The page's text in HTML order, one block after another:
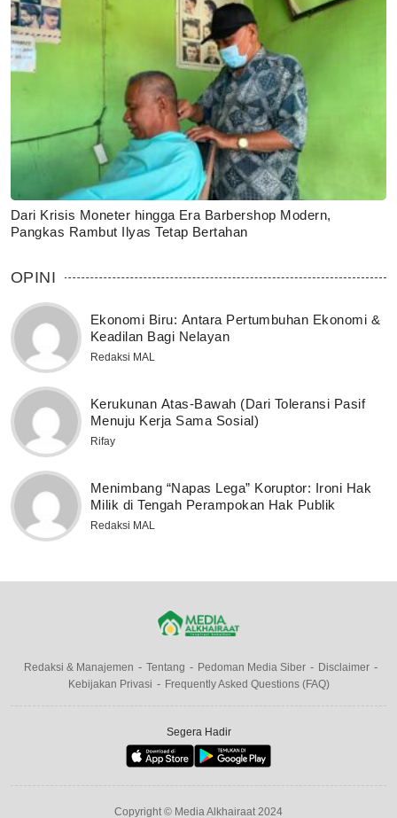
Dari Krisis Moneter hingga Era Barbershop Modern,
Pangkas Rambut Ilyas Tetap Bertahan
OPINI
Ekonomi Biru: Antara Pertumbuhan Ekonomi &
Keadilan Bagi Nelayan
Redaksi MAL
Kerukunan Atas-Bawah (Dari Toleransi Pasif
Menuju Kerja Sama Sosial)
Rifay
Menimbang “Napas Lega” Koruptor: Ironi Hak
Milik di Tengah Perampokan Hak Publik
Redaksi MAL
Redaksi & Manajemen Tentang Pedoman Media Siber
Disclaimer
Kebijakan Privasi
Frequently Asked Questions (FAQ)
Segera Hadir
Copyright © Media Alkhairaat 2024